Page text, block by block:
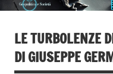
LE TURBOLENZE
DI GIUSEPPE